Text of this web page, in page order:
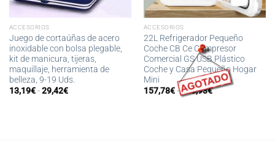
ACCESORIOS
Juego de cortaúñas de acero
inoxidable con bolsa plegable,
kit de manicura, tijeras,
maquillaje, herramienta de
belleza, 9-19 Uds.
13,19€ - 29,42€Rango
ACCESORIOS
22L Refrigerador Pequeño
Coche CB Ce Compresor
Comercial GS USB Plástico
Coche y Casa Pequeño Hogar
Mini
157,78€ -193,93€Rango